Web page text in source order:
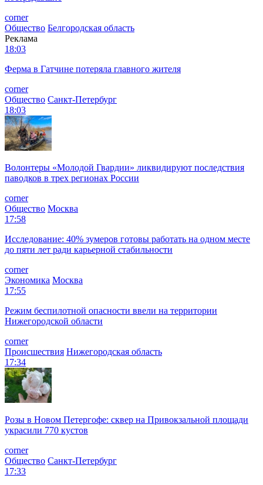
corner
Общество Белгородская область
Реклама
18:03
Ферма в Гатчине потеряла главного жителя
corner
Общество Санкт-Петербург
18:03
Волонтеры «Молодой Гвардии» ликвидируют последствия
паводков в трех регионах России
corner
Общество Москва
17:58
Исследование: 40% зумеров готовы работать на одном месте
до пяти лет ради карьерной стабильности
corner
Экономика Москва
17:55
Режим беспилотной опасности ввели на территории
Нижегородской области
corner
Происшествия Нижегородская область
17:34
Розы в Новом Петергофе: сквер на Привокзальной площади
украсили 770 кустов
corner
Общество Санкт-Петербург
17:33